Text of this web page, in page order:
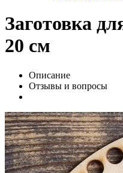
Заготовка
20 см
Описание
Отзывы и вопросы